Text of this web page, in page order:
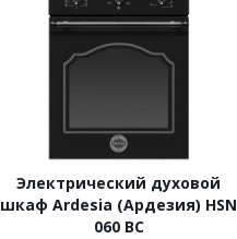
Электрический духовой
шкаф Ardesia (Ардезия) HSN
060 BC